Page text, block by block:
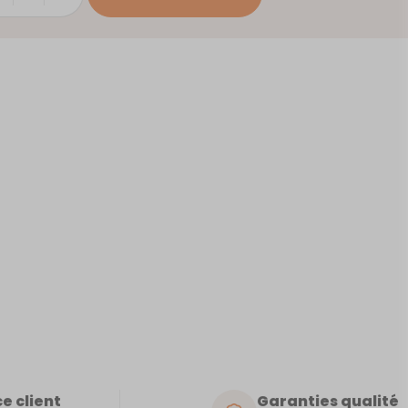
client Garanties qualité